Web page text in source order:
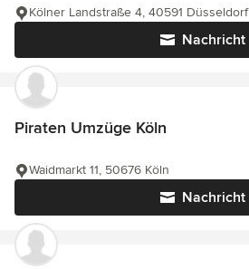
Nachricht
Kölner Landstraße 4, 40591 Düsseldorf
Piraten Umzüge Köln
Nachricht
Waidmarkt 11, 50676 Köln